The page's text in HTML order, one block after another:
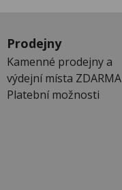
Prodejny
Kamenné prodejny a
výdejní místa ZDARMA
Platební možnosti